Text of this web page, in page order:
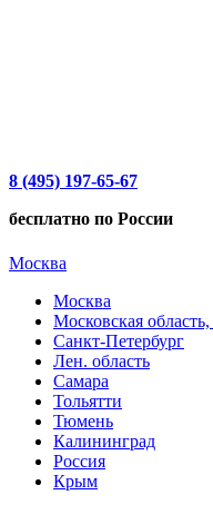
8 (495) 197-65-67
бесплатно по России
Москва
Москва
Московская
Санкт-Петербург
Лен. область
Самара
Тольятти
Тюмень
Калининград
Россия
Крым